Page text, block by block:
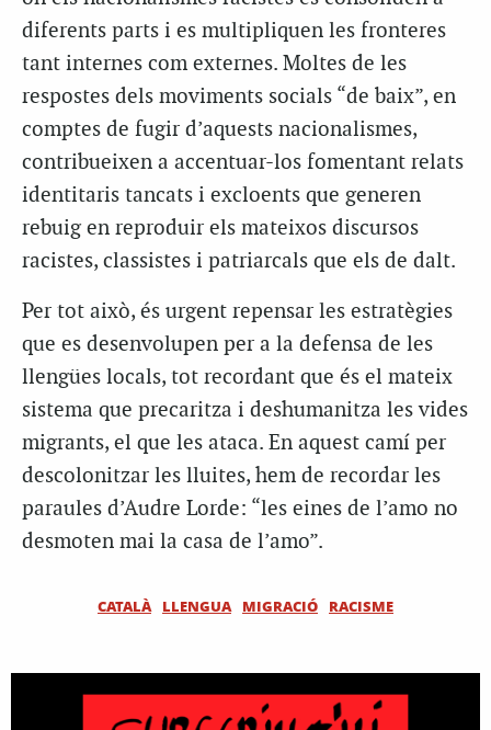
diferents parts i es multipliquen les fronteres
tant internes com externes. Moltes de les
respostes dels moviments socials “de baix”, en
comptes de fugir d’aquests nacionalismes,
contribueixen a accentuar-los fomentant relats
identitaris tancats i excloents que generen
rebuig en reproduir els mateixos discursos
racistes, classistes i patriarcals que els de dalt.
Per tot això, és urgent repensar les estratègies
que es desenvolupen per a la defensa de les
llengües locals, tot recordant que és el mateix
sistema que precaritza i deshumanitza les vides
migrants, el que les ataca. En aquest camí per
descolonitzar les lluites, hem de recordar les
paraules d’Audre Lorde: “les eines de l’amo no
desmoten mai la casa de l’amo”.
CATALÀ LLENGUA MIGRACIÓ RACISME